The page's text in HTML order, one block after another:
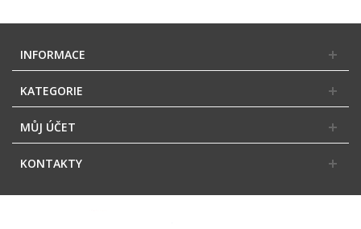
INFORMACE
KATEGORIE
MŮJ ÚČET
KONTAKTY